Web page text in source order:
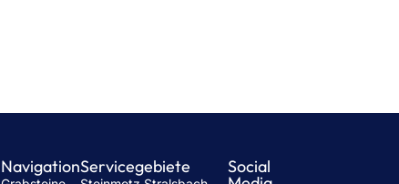
NavigationServicegebiete Social